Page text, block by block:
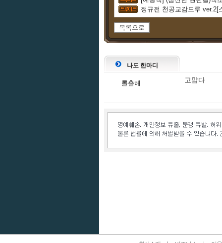
정규전 천공교감드루 ver.2[
목록으로
나도 한마디
롤출해 고맙다